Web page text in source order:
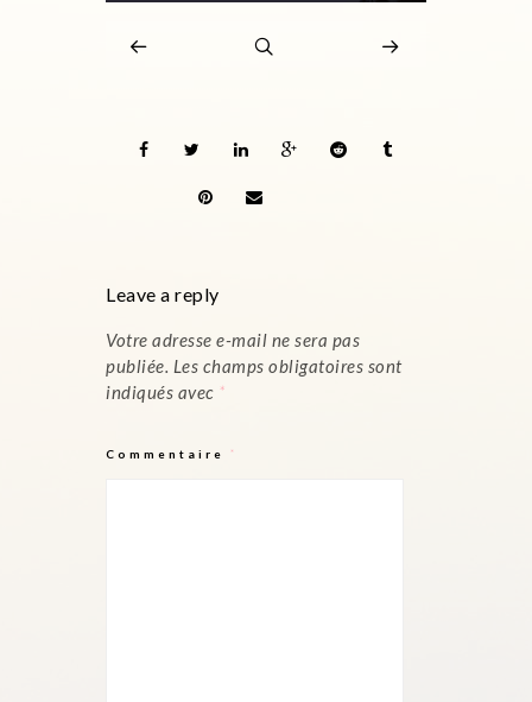
Leave a reply
Votre adresse e-mail ne sera pas
publiée. Les champs obligatoires sont
indiqués avec *
Commentaire *